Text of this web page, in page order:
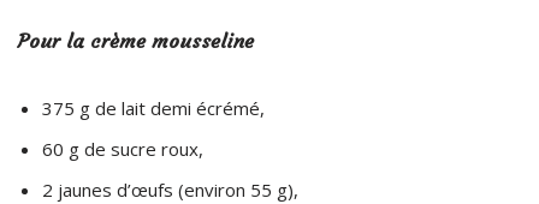
Pour la crème mousseline
375 g de lait demi écrémé,
60 g de sucre roux,
2 jaunes d’œufs (environ 55 g),